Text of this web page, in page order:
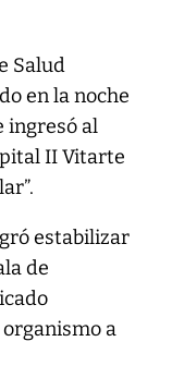
Salud
en la noche
ingresó al
II Vitarte
estabilizar
de
a